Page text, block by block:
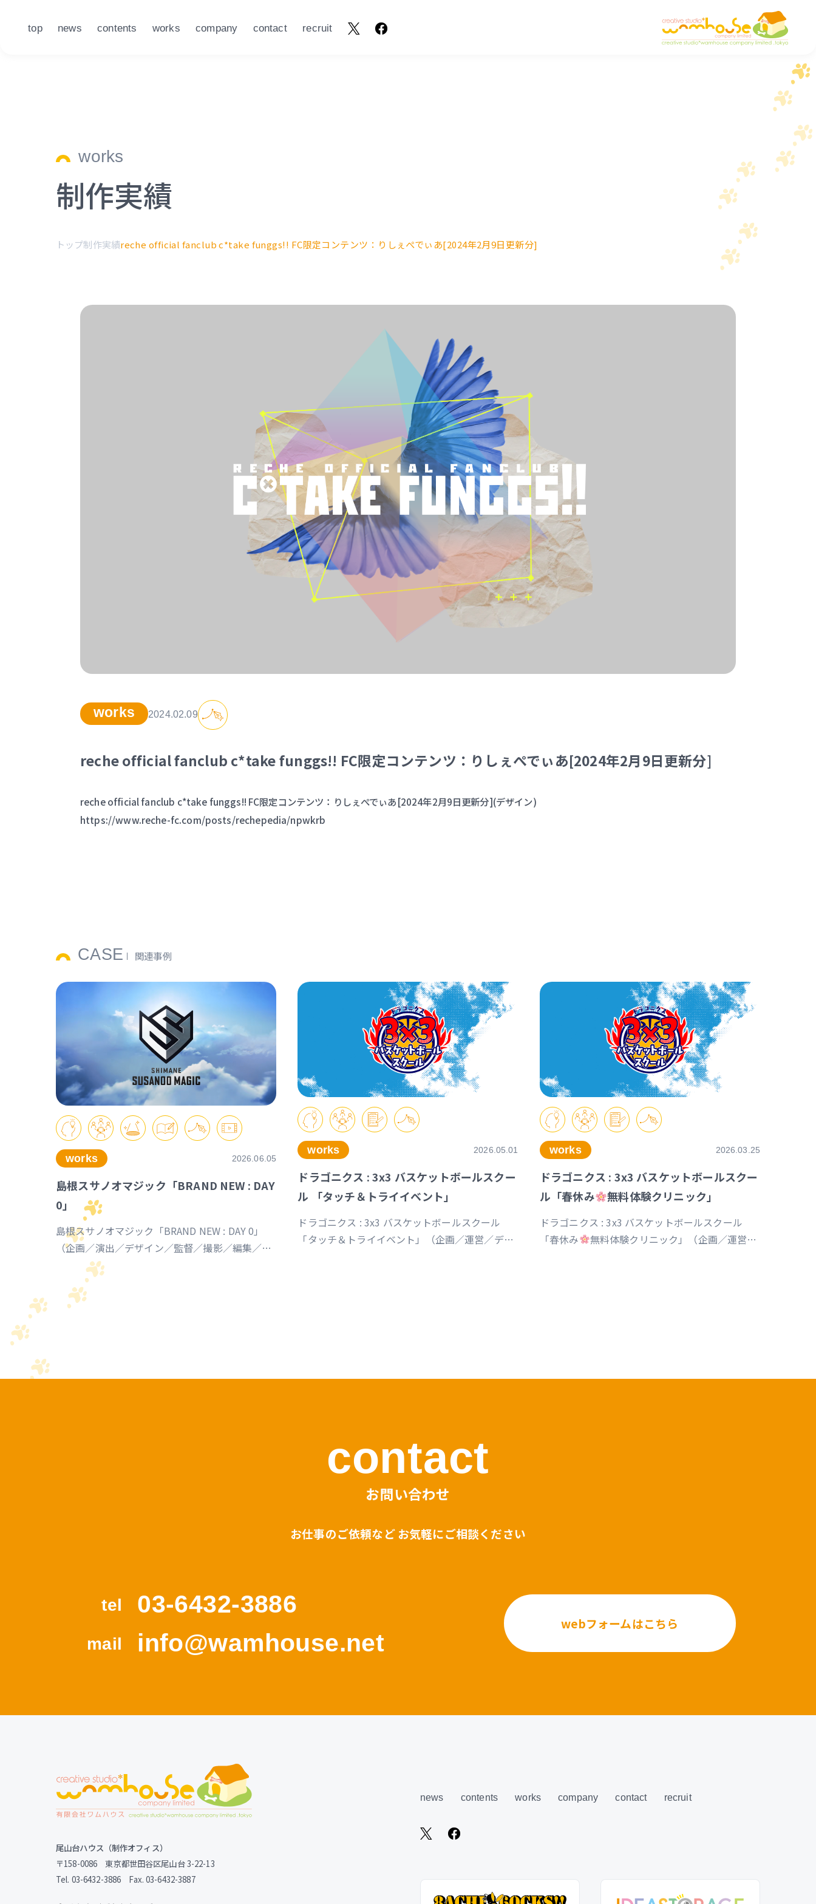
top news contents works company contact recruit
works
制作実績
トップ制作実績reche official fanclub c*take funggs!! FC限定コンテンツ：りしぇぺでぃあ[2024年2月9日更新分]
works 2024.02.09
reche official fanclub c*take funggs!! FC限定コンテンツ：りしぇぺでぃあ[2024年2月9日更新分]
reche official fanclub c*take funggs!! FC限定コンテンツ：りしぇぺでぃあ[2024年2月9日更新分](デザイン)
https://www.reche-fc.com/posts/rechepedia/npwkrb
CASE 関連事例
works 2026.06.05
島根スサノオマジック「BRAND NEW : DAY
0」
島根スサノオマジック「BRAND NEW : DAY 0」
（企画／演出／デザイン／監督／撮影／編集／制
si=YStXX8EeNlfcyqnW
works 2026.05.01
ドラゴニクス : 3x3 バスケットボールスクー
ル 「タッチ＆トライイベント」
ドラゴニクス : 3x3 バスケットボールスクール
「タッチ＆トライイベント」（企画／運営／デザ
works 2026.03.25
ドラゴニクス : 3x3 バスケットボールスクー
ル「春休み
無料体験クリニック」
ドラゴニクス : 3x3 バスケットボールスクール
「春休み
無料体験クリニック」（企画／運営／
contact
お問い合わせ
お仕事のご依頼など お気軽にご相談ください
tel 03-6432-3886
mail info@wamhouse.net
webフォームはこちら
尾山台ハウス（制作オフィス）
〒158-0086 東京都世田谷区尾山台 3-22-13
Tel. 03-6432-3886 Fax. 03-6432-3887
news contents works company contact recruit